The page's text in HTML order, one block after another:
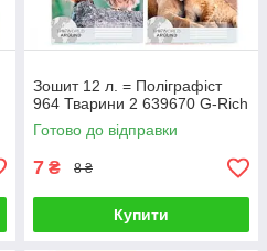
Зошит 12 л. = Поліграфіст
964 Тварини 2 639670 G-Rich
Готово до відправки
7 ₴ 8 ₴
Купити